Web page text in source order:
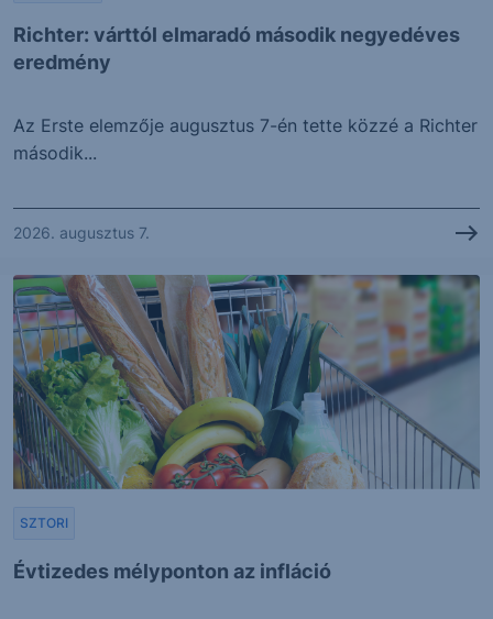
Richter: várttól elmaradó második negyedéves
eredmény
Az Erste elemzője augusztus 7-én tette közzé a Richter
második...
2026. augusztus 7.
Évtizedes mélyponton az infláció
SZTORI